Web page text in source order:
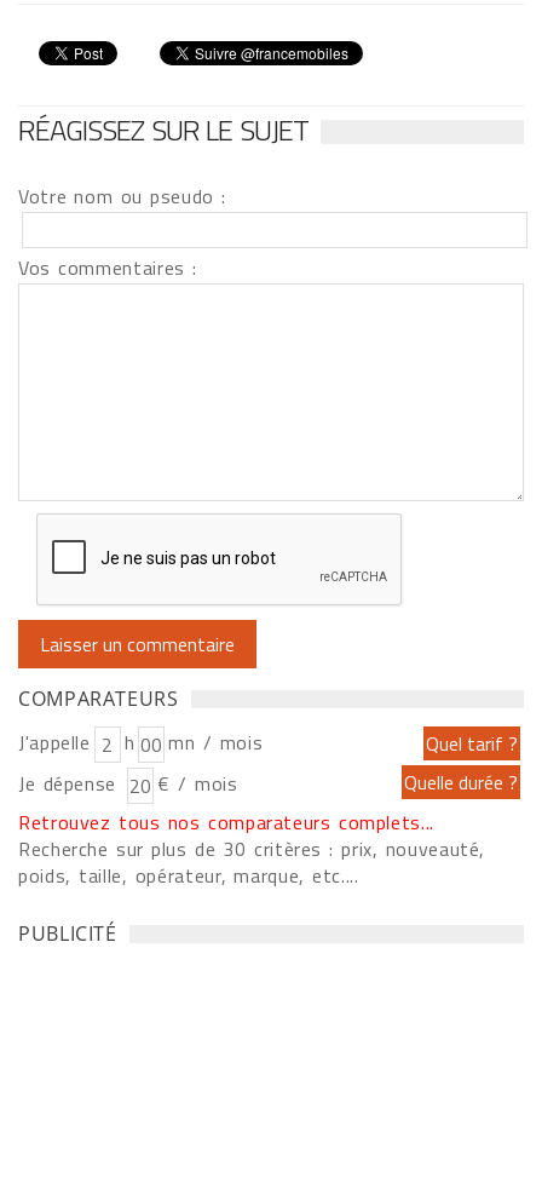
RÉAGISSEZ SUR LE SUJET
Votre nom ou pseudo :
Vos commentaires :
COMPARATEURS
J'appelle h
mn / mois
Je dépense
€ / mois
Retrouvez tous nos comparateurs complets...
Recherche sur plus de 30 critères : prix, nouveauté,
poids, taille, opérateur, marque, etc....
PUBLICITÉ